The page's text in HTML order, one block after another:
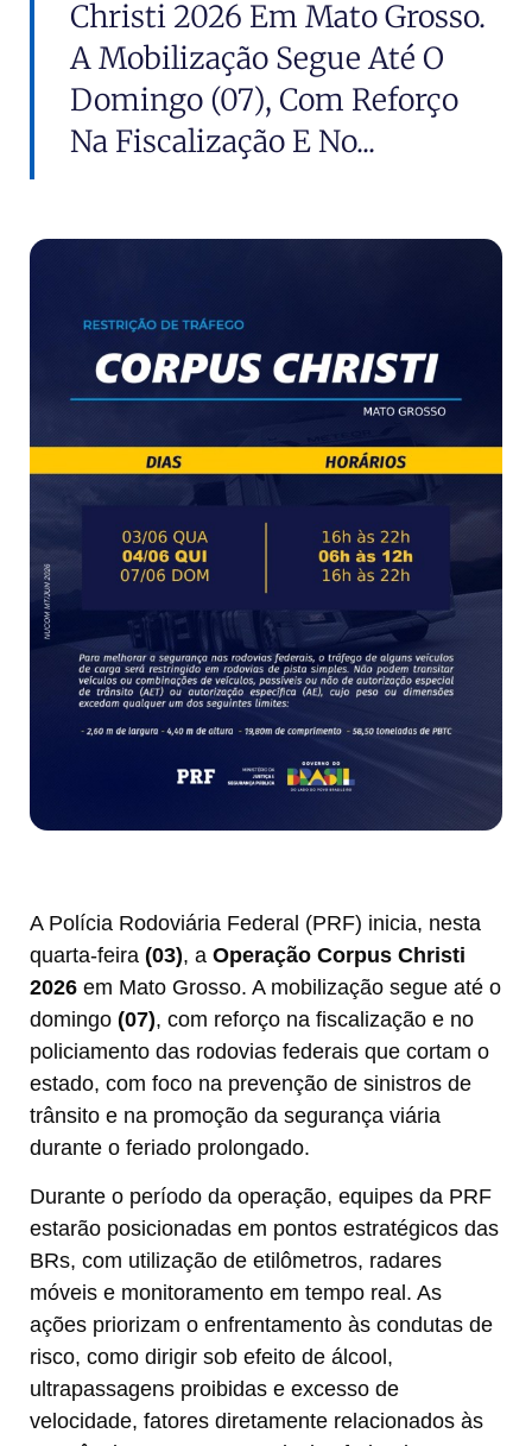
Christi 2026 Em Mato Grosso.
A Mobilização Segue Até O
Domingo (07), Com Reforço
Na Fiscalização E No...
A Polícia Rodoviária Federal (PRF) inicia, nesta
quarta-feira (03), a Operação Corpus Christi
2026 em Mato Grosso. A mobilização segue até o
domingo (07), com reforço na fiscalização e no
policiamento das rodovias federais que cortam o
estado, com foco na prevenção de sinistros de
trânsito e na promoção da segurança viária
durante o feriado prolongado.
Durante o período da operação, equipes da PRF
estarão posicionadas em pontos estratégicos das
BRs, com utilização de etilômetros, radares
móveis e monitoramento em tempo real. As
ações priorizam o enfrentamento às condutas de
risco, como dirigir sob efeito de álcool,
ultrapassagens proibidas e excesso de
velocidade, fatores diretamente relacionados às